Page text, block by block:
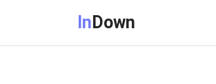
In Down